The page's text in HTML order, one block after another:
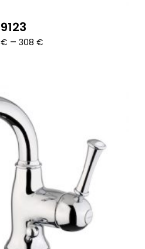
9123
€ – 308 €Ártartomány: